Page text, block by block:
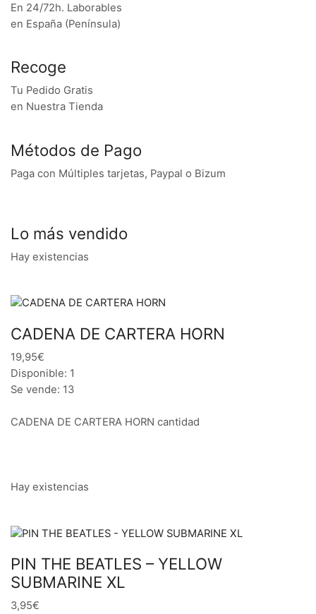
En 24/72h. Laborables
en España (Península)
Recoge
Tu Pedido Gratis
en Nuestra Tienda
Métodos de Pago
Paga con Múltiples tarjetas, Paypal o Bizum
Lo más vendido
Hay existencias
CADENA DE CARTERA HORN
19,95€
Disponible: 1
Se vende: 13
CADENA DE CARTERA HORN cantidad
Hay existencias
PIN THE BEATLES – YELLOW
SUBMARINE XL
3,95€